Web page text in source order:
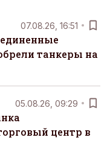
07.08.26, 16:51
танкеры на
05.08.26, 09:29
центр в